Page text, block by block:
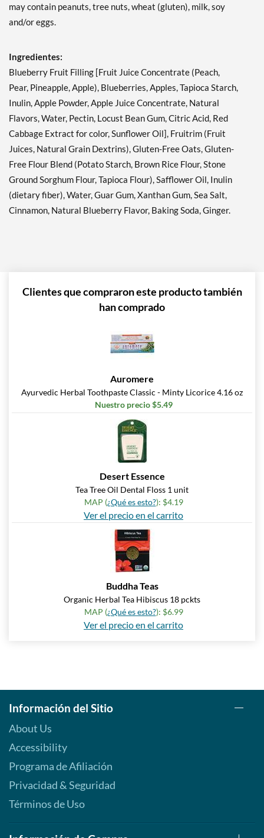
may contain peanuts, tree nuts, wheat (gluten), milk, soy
and/or eggs.
Ingredientes:
Blueberry Fruit Filling [Fruit Juice Concentrate (Peach,
Pear, Pineapple, Apple), Blueberries, Apples, Tapioca Starch,
Inulin, Apple Powder, Apple Juice Concentrate, Natural
Flavors, Water, Pectin, Locust Bean Gum, Citric Acid, Red
Cabbage Extract for color, Sunflower Oil], Fruitrim (Fruit
Juices, Natural Grain Dextrins), Gluten-Free Oats, Gluten-
Free Flour Blend (Potato Starch, Brown Rice Flour, Stone
Ground Sorghum Flour, Tapioca Flour), Safflower Oil, Inulin
(dietary fiber), Water, Guar Gum, Xanthan Gum, Sea Salt,
Cinnamon, Natural Blueberry Flavor, Baking Soda, Ginger.
Clientes que compraron este producto también
han comprado
Auromere
Ayurvedic Herbal Toothpaste Classic - Minty Licorice 4.16 oz
Nuestro precio $5.49
Desert Essence
Tea Tree Oil Dental Floss 1 unit
MAP (¿Qué es esto?): $4.19
Ver el precio en el carrito
Buddha Teas
Organic Herbal Tea Hibiscus 18 pckts
MAP (¿Qué es esto?): $6.99
Ver el precio en el carrito
Información del Sitio
About Us
Accessibility
Programa de Afiliación
Privacidad & Seguridad
Términos de Uso